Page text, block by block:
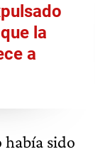
la
a
había sido